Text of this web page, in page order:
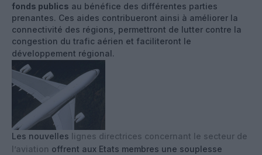
fonds publics au bénéfice des différentes parties
prenantes. Ces aides contribueront ainsi à améliorer la
connectivité des régions, permettront de lutter contre la
congestion du trafic aérien et faciliteront le
développement régional.
Les nouvelles lignes directrices concernant le secteur de
l’aviation offrent aux Etats membres une souplesse